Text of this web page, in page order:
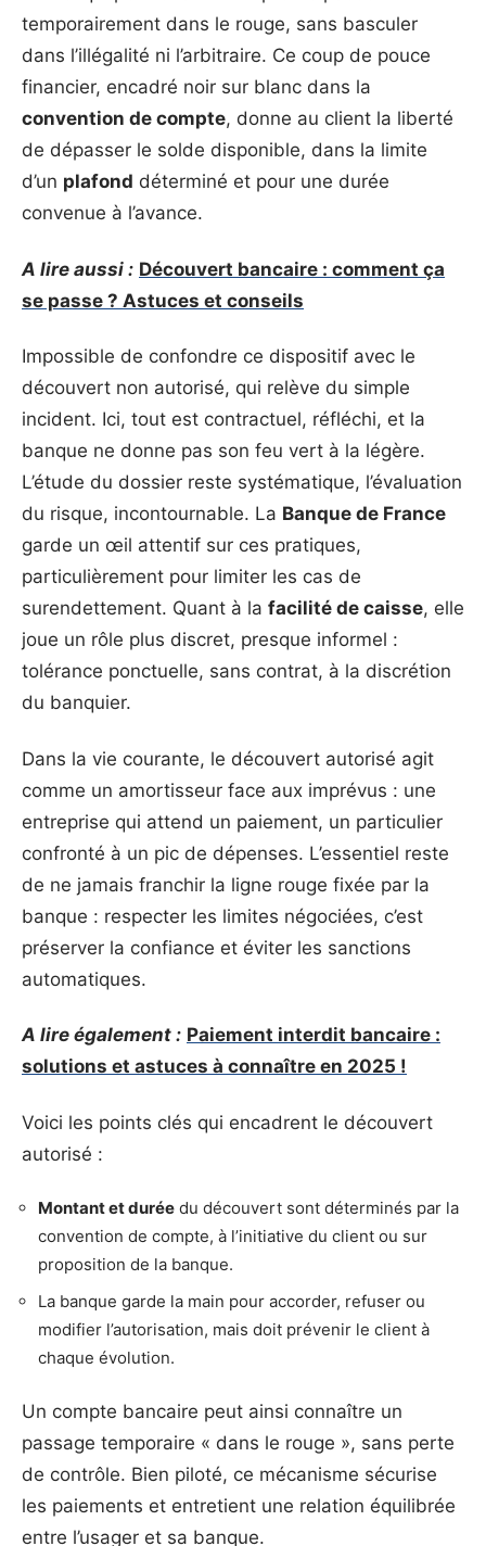
temporairement dans le rouge, sans basculer
dans l’illégalité ni l’arbitraire. Ce coup de pouce
financier, encadré noir sur blanc dans la
convention de compte, donne au client la liberté
de dépasser le solde disponible, dans la limite
d’un plafond déterminé et pour une durée
convenue à l’avance.
A lire aussi : Découvert bancaire : comment ça
se passe ? Astuces et conseils
Impossible de confondre ce dispositif avec le
découvert non autorisé, qui relève du simple
incident. Ici, tout est contractuel, réfléchi, et la
banque ne donne pas son feu vert à la légère.
L’étude du dossier reste systématique, l’évaluation
du risque, incontournable. La Banque de France
garde un œil attentif sur ces pratiques,
particulièrement pour limiter les cas de
surendettement. Quant à la facilité de caisse, elle
joue un rôle plus discret, presque informel :
tolérance ponctuelle, sans contrat, à la discrétion
du banquier.
Dans la vie courante, le découvert autorisé agit
comme un amortisseur face aux imprévus : une
entreprise qui attend un paiement, un particulier
confronté à un pic de dépenses. L’essentiel reste
de ne jamais franchir la ligne rouge fixée par la
banque : respecter les limites négociées, c’est
préserver la confiance et éviter les sanctions
automatiques.
A lire également : Paiement interdit bancaire :
solutions et astuces à connaître en 2025 !
Voici les points clés qui encadrent le découvert
autorisé :
Montant et durée du découvert sont déterminés par la
convention de compte, à l’initiative du client ou sur
proposition de la banque.
La banque garde la main pour accorder, refuser ou
modifier l’autorisation, mais doit prévenir le client à
chaque évolution.
Un compte bancaire peut ainsi connaître un
passage temporaire « dans le rouge », sans perte
de contrôle. Bien piloté, ce mécanisme sécurise
les paiements et entretient une relation équilibrée
entre l’usager et sa banque.